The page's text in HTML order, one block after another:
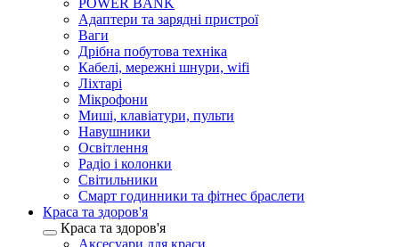
POWER BANK
Адаптери та зарядні пристрої
Ваги
Дрібна побутова техніка
Кабелі, мережні шнури, wifi
Ліхтарі
Мікрофони
Миші, клавіатури, пульти
Навушники
Освітлення
Радіо і колонки
Світильники
Смарт годинники та фітнес браслети
Краса та здоров'я
Краса та здоров'я
Аксесуари для краси